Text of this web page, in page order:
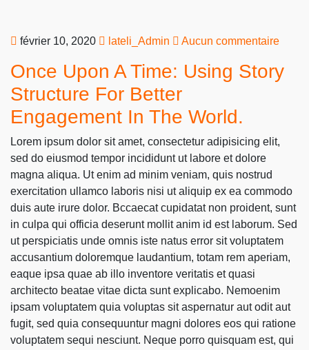
février 10, 2020 lateli_Admin Aucun commentaire
Once Upon A Time: Using Story
Structure For Better
Engagement In The World.
Lorem ipsum dolor sit amet, consectetur adipisicing elit,
sed do eiusmod tempor incididunt ut labore et dolore
magna aliqua. Ut enim ad minim veniam, quis nostrud
exercitation ullamco laboris nisi ut aliquip ex ea commodo
duis aute irure dolor. Bccaecat cupidatat non proident, sunt
in culpa qui officia deserunt mollit anim id est laborum. Sed
ut perspiciatis unde omnis iste natus error sit voluptatem
accusantium doloremque laudantium, totam rem aperiam,
eaque ipsa quae ab illo inventore veritatis et quasi
architecto beatae vitae dicta sunt explicabo. Nemoenim
ipsam voluptatem quia voluptas sit aspernatur aut odit aut
fugit, sed quia consequuntur magni dolores eos qui ratione
voluptatem sequi nesciunt. Neque porro quisquam est, qui